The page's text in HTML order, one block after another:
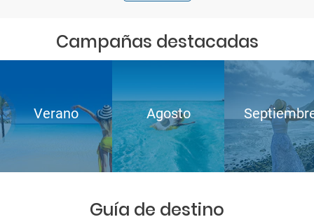
Campañas destacadas
Verano Agosto
Guía de destino